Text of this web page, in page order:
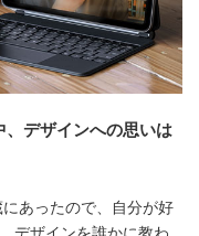
デザインへの思いは
あったので、自分が好